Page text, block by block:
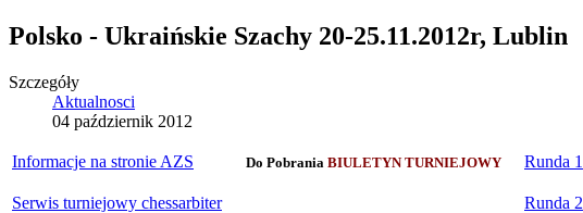
Polsko - Ukraińskie Szachy 20-25.11.2012r, Lublin
Szczegóły
Aktualnosci
04 październik 2012
Informacje na stronie AZS Do Pobrania BIULETYN TURNIEJOWY Runda 1
Serwis turniejowy chessarbiter Runda 2